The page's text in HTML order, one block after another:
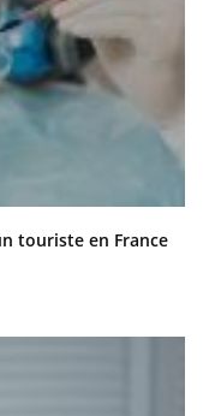
touriste en France